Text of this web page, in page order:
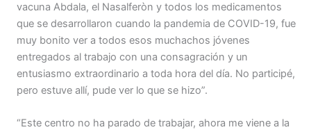
vacuna Abdala, el Nasalferòn y todos los medicamentos
que se desarrollaron cuando la pandemia de COVID-19, fue
muy bonito ver a todos esos muchachos jóvenes
entregados al trabajo con una consagración y un
entusiasmo extraordinario a toda hora del día. No participé,
pero estuve allí, pude ver lo que se hizo”.
“Este centro no ha parado de trabajar, ahora me viene a la